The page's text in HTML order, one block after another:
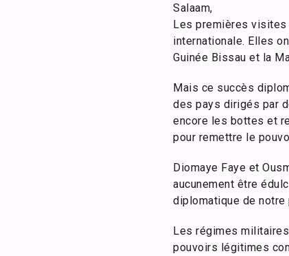
Salaam,
Les premières visites
internationale. Elles
Guinée Bissau et la
Mais ce succès
des pays dirigés par
encore les bottes et
pour remettre le
Diomaye Faye et
aucunement être
diplomatique de notre
Les régimes
pouvoirs légitimes